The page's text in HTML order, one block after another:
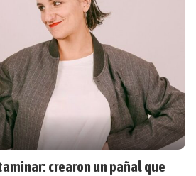
crearon un pañal que